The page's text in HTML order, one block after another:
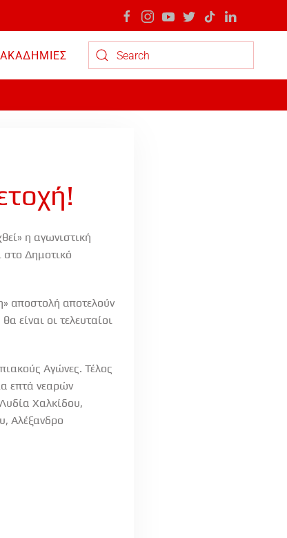
ΑΚΑΔΗΜΙΕΣ
Type 2 or more characters for results.
η αγωνιστική
Δημοτικό
αποστολή αποτελούν
είναι οι τελευταίοι
Αγώνες. Τέλος
επτά νεαρών
Χαλκίδου,
Αλέξανδρο